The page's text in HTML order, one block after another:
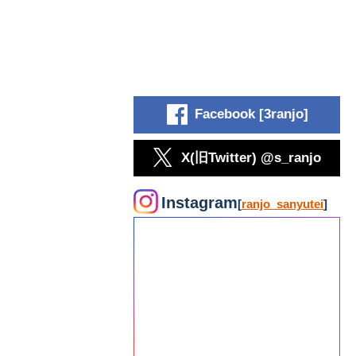
Facebook [3ranjo]
X(旧Twitter) @s_ranjo
Instagram[ranjo_sanyutei]